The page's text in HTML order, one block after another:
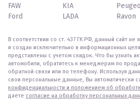
FAW
Ford
KIA
LADA
Ravon
В соответствии со ст. 437 ГК РФ, данный сайт не
и создан исключительно в информационных
представлены с учетом скидок. Что бы узнать
автомобили, обратитесь к менеджерам по
обратной связи или по телефону. Используя
свои персональные данные, Вы автоматически
конфиденциальности и положением об
даете согласие на обработку персональных